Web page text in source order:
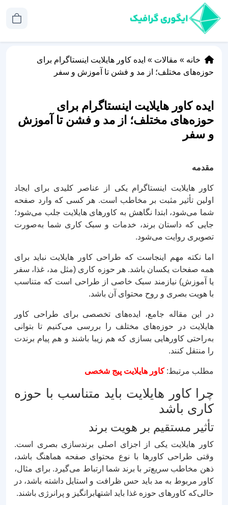
خانه » مقالات » ایده کاور هایلایت اینستاگرام برای
حوزه‌های مختلف؛ از مد و فشن تا آموزش و سفر
ایده کاور هایلایت اینستاگرام برای
حوزه‌های مختلف؛ از مد و فشن تا آموزش
و سفر
مقدمه
کاور هایلایت اینستاگرام یکی از عناصر کلیدی برای ایجاد
اولین تأثیر مثبت بر مخاطب است. هر کسی که وارد صفحه
شما می‌شود، ابتدا نگاهش به کاورهای هایلایت جلب می‌شود؛
جایی که داستان برند، خدمات و سبک کاری شما به‌صورت
تصویری روایت می‌شود.
اما نکته مهم اینجاست که طراحی کاور هایلایت نباید برای
همه صفحات یکسان باشد. هر حوزه کاری (مثل مد، غذا، سفر
یا آموزش) نیازمند سبک خاصی از طراحی است که متناسب
با هویت بصری و روح محتوای آن باشد.
در این مقاله جامع، ایده‌های تخصصی برای طراحی کاور
هایلایت در حوزه‌های مختلف را بررسی می‌کنیم تا بتوانی
به‌راحتی کاورهایی بسازی که هم زیبا باشند و هم پیام برندت
را منتقل کنند.
مطلب مرتبط:کاور هایلایت پیج شخصی
چرا کاور هایلایت باید متناسب با حوزه
کاری باشد
تأثیر مستقیم بر هویت برند
کاور هایلایت یکی از اجزای اصلی برندسازی بصری است.
وقتی طراحی کاورها با نوع محتوای صفحه هماهنگ باشد،
ذهن مخاطب سریع‌تر با برند شما ارتباط می‌گیرد. برای مثال،
کاور مربوط به مد باید حس ظرافت و استایل داشته باشد، در
حالی‌که کاورهای حوزه غذا باید اشتها‌برانگیز و پرانرژی باشند.